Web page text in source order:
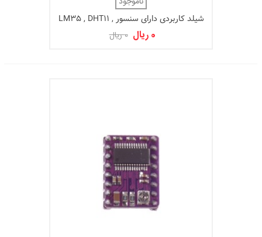
شیلد کاربردی دارای سنسور LM35 , DHT11 ,
0 ریال 0 ریال